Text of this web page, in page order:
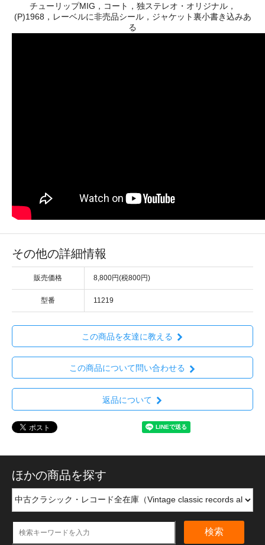
チューリップMIG，コート，独ステレオ・オリジナル，
(P)1968，レーベルに非売品シール，ジャケット裏小書き込みあ
る
その他の詳細情報
販売価格 8,800円(税800円)
型番 11219
この商品を友達に教える
この商品について問い合わせる
返品について
ほかの商品を探す
検索